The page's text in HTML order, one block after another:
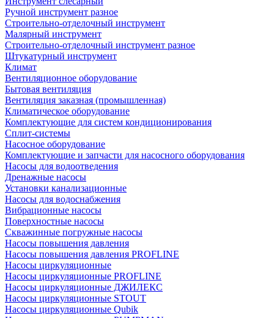
Ручной инструмент разное
Строительно-отделочный инструмент
Малярный инструмент
Строительно-отделочный инструмент разное
Штукатурный инструмент
Климат
Вентиляционное оборудование
Бытовая вентиляция
Вентиляция заказная (промышленная)
Климатическое оборудование
Комплектующие для систем кондиционирования
Сплит-системы
Насосное оборудование
Комплектующие и запчасти для насосного оборудования
Насосы для водоотведения
Дренажные насосы
Установки канализационные
Насосы для водоснабжения
Вибрационные насосы
Поверхностные насосы
Скважинные погружные насосы
Насосы повышения давления
Насосы повышения давления PROFLINE
Насосы циркуляционные
Насосы циркуляционные PROFLINE
Насосы циркуляционные ДЖИЛЕКС
Насосы циркуляционные STOUT
Насосы циркуляционные Qubik